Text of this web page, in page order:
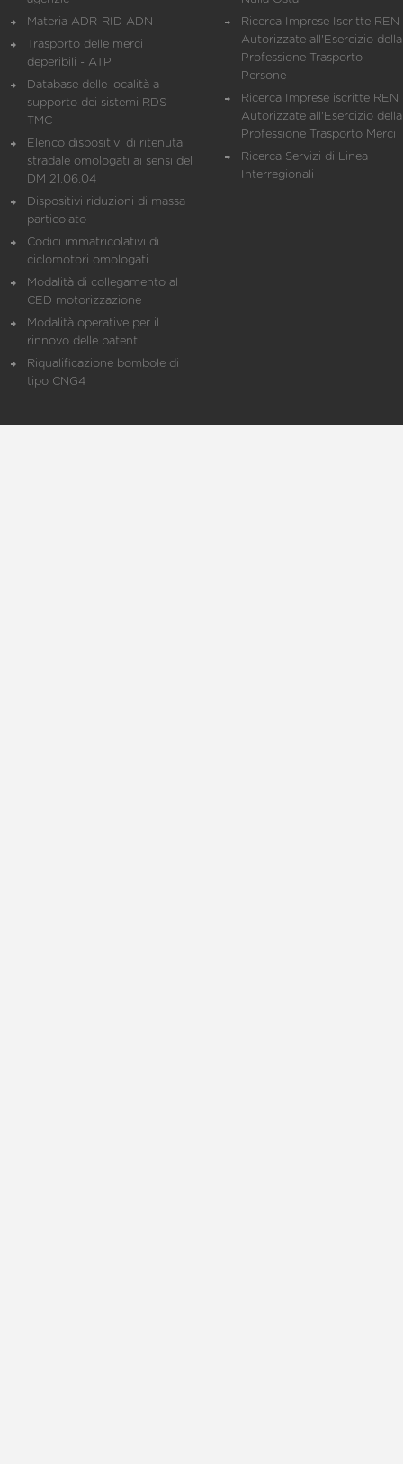
Materia ADR-RID-ADN
Trasporto delle merci
deperibili - ATP
Database delle località a
supporto dei sistemi RDS
TMC
Elenco dispositivi di ritenuta
stradale omologati ai sensi del
DM 21.06.04
Dispositivi riduzioni di massa
particolato
Codici immatricolativi di
ciclomotori omologati
Modalità di collegamento al
CED motorizzazione
Modalità operative per il
rinnovo delle patenti
Riqualificazione bombole di
tipo CNG4
Ricerca Imprese Iscritte REN
Autorizzate all'Esercizio della
Professione Trasporto
Persone
Ricerca Imprese iscritte REN
Autorizzate all'Esercizio della
Professione Trasporto Merci
Ricerca Servizi di Linea
Interregionali